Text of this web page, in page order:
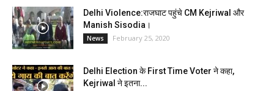
Delhi Violence:राजघाट पहुंचे CM Kejriwal और
Manish Sisodia।
News February 25, 2020
Delhi Election के First Time Voter ने कहा,
Kejriwal ने इतना...